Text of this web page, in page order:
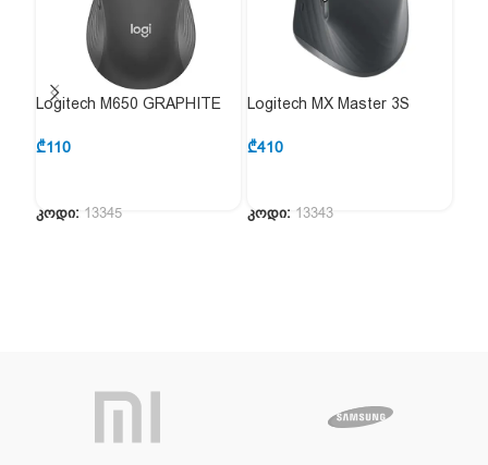
Logitech M650 GRAPHITE
₾110
კოდი: 13345
Logitech MX Master 3S
₾410
კოდი: 13343